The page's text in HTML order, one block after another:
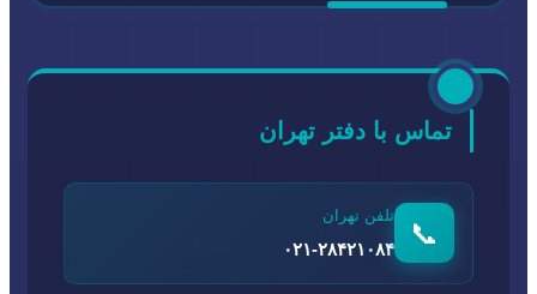
تماس با دفتر تهران
📞
تلفن تهران
۰۲۱-۲۸۴۲۱۰۸۴